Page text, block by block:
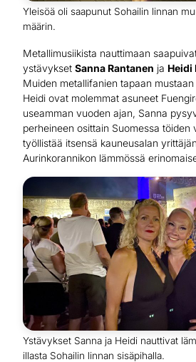
Yleisöä oli saapunut Sohailin linnan
määrin.
Metallimusiikista nauttimaan
ystävykset Sanna Rantanen ja Heidi
Muiden metallifanien tapaan
Heidi ovat molemmat asuneet
useamman vuoden ajan, Sanna
perheineen osittain Suomessa töiden
työllistää itsensä kauneusalan
Aurinkorannikon lämmössä
Ystävykset Sanna ja Heidi nauttivat
illasta Sohailin linnan sisäpihalla.